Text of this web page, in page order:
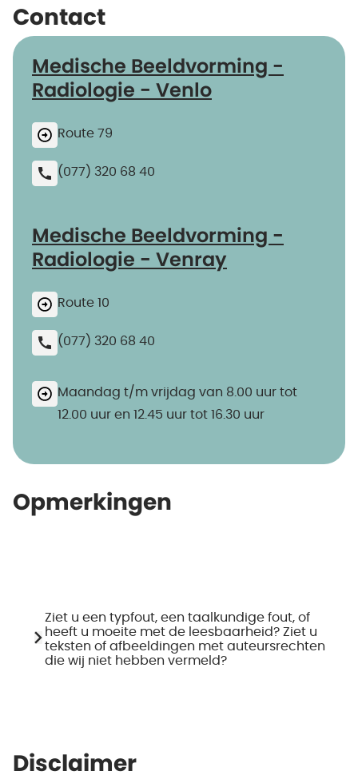
Contact
Medische Beeldvorming -
Radiologie - Venlo
Route 79
(077) 320 68 40
Medische Beeldvorming -
Radiologie - Venray
Route 10
(077) 320 68 40
Maandag t/m vrijdag van 8.00 uur tot
12.00 uur en 12.45 uur tot 16.30 uur
Opmerkingen
Ziet u een typfout, een taalkundige fout, of
heeft u moeite met de leesbaarheid? Ziet u
teksten of afbeeldingen met auteursrechten
die wij niet hebben vermeld?
Disclaimer